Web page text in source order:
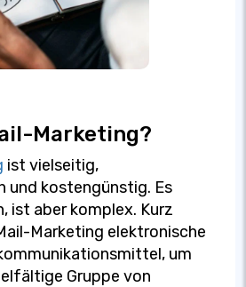
Marketing?
ist vielseitig,
und kostengünstig. Es
ist aber komplex. Kurz
Marketing elektronische
um
Gruppe von